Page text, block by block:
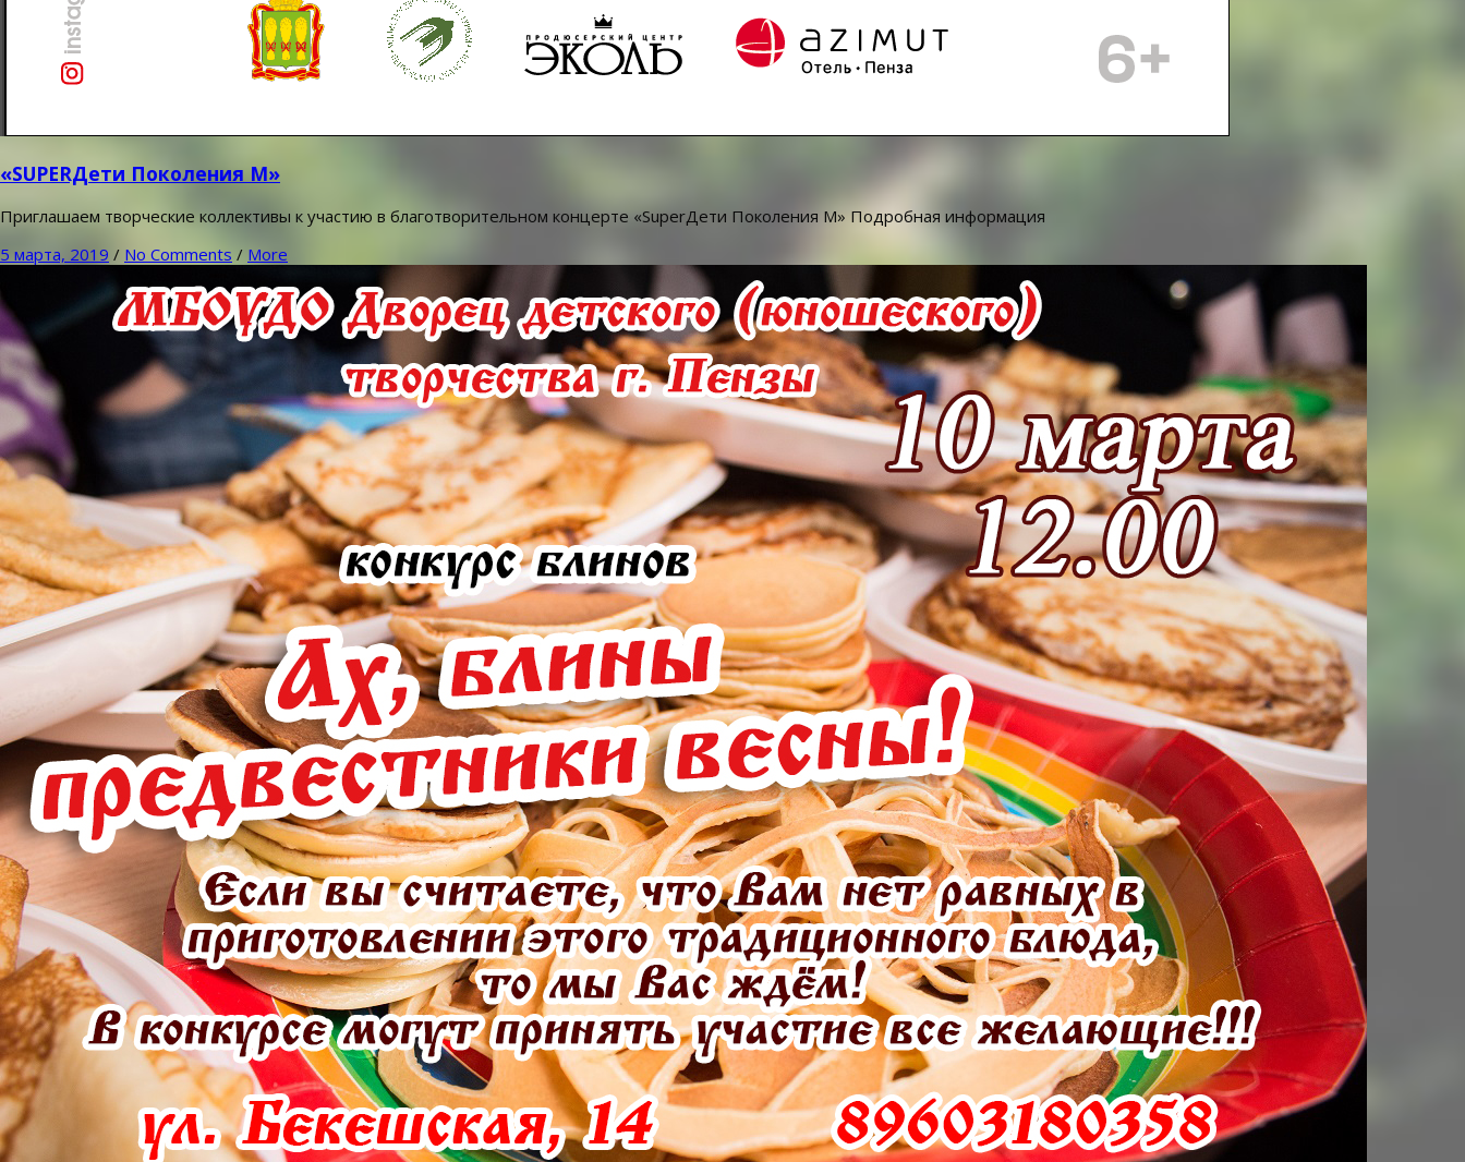
«SUPERДети Поколения М»
Приглашаем творческие коллективы к участию в благотворительном концерте «SuperДети Поколения М» Подробная информация
5 марта, 2019 / No Comments / More